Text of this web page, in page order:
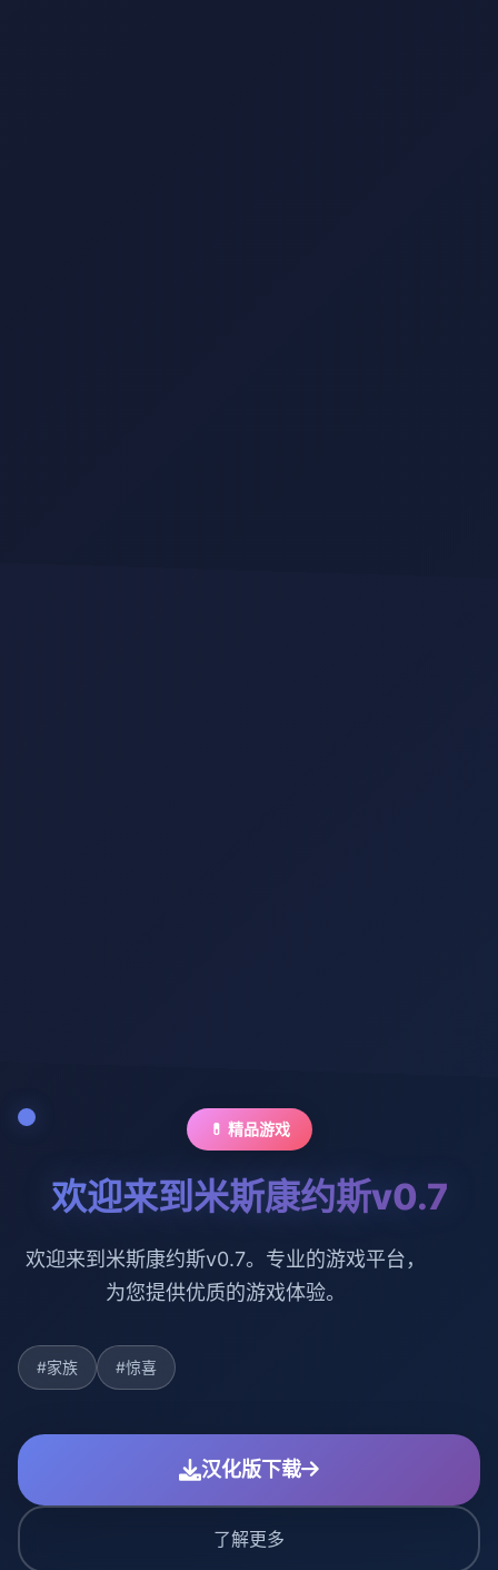
💊 精品游戏
欢迎来到米斯康约斯v0.7
欢迎来到米斯康约斯v0.7。专业的游戏平台，
为您提供优质的游戏体验。
#家族 #惊喜
汉化版下载
了解更多